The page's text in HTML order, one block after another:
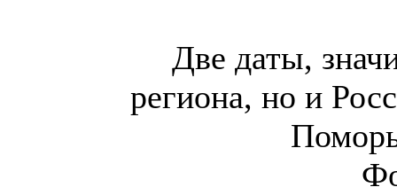
Две даты,
региона, но и